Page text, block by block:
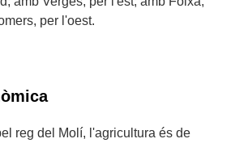
per l'oest.
reg del Molí, l'agricultura és de